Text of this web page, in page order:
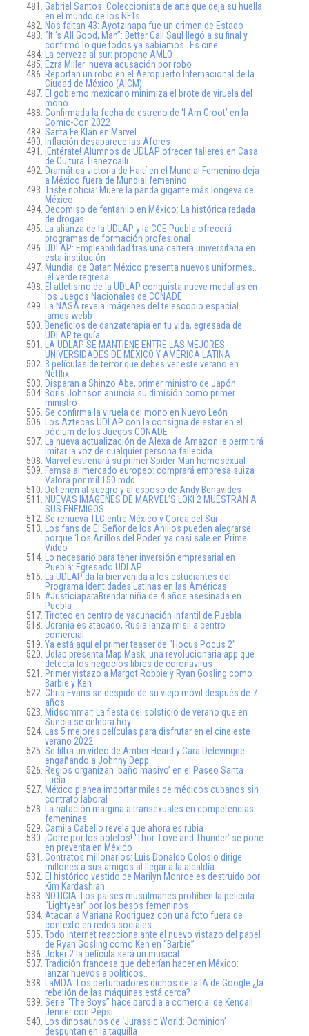
Gabriel Santos: Coleccionista de arte que deja su huella
en el mundo de los NFTs
Nos faltan 43: Ayotzinapa fue un crimen de Estado
‘’It ‘s All Good, Man’’: Better Call Saul llegó a su final y
confirmó lo que todos ya sabíamos…Es cine.
La cerveza al sur: propone AMLO
Ezra Miller: nueva acusación por robo
Reportan un robo en el Aeropuerto Internacional de la
Ciudad de México (AICM)
El gobierno mexicano minimiza el brote de viruela del
mono
Confirmada la fecha de estreno de ‘I Am Groot’ en la
Comic-Con 2022
Santa Fe Klan en Marvel
Inflación desaparece las Afores
¡Entérate! Alumnos de UDLAP ofrecen talleres en Casa
de Cultura Tlanezcalli
Dramática victoria de Haití en el Mundial Femenino deja
a México fuera de Mundial femenino
Triste noticia: Muere la panda gigante más longeva de
México
Decomiso de fentanilo en México: La histórica redada
de drogas
La alianza de la UDLAP y la CCE Puebla ofrecerá
programas de formación profesional
UDLAP: Empleabilidad tras una carrera universitaria en
esta institución
Mundial de Qatar: México presenta nuevos uniformes…
¡el verde regresa!
El atletismo de la UDLAP conquista nueve medallas en
los Juegos Nacionales de CONADE
La NASA revela imágenes del telescopio espacial
james webb
Beneficios de danzaterapia en tu vida, egresada de
UDLAP te guía
LA UDLAP SE MANTIENE ENTRE LAS MEJORES
UNIVERSIDADES DE MÉXICO Y AMÉRICA LATINA
3 películas de terror que debes ver este verano en
Netflix.
Disparan a Shinzo Abe, primer ministro de Japón
Boris Johnson anuncia su dimisión como primer
ministro
Se confirma la viruela del mono en Nuevo León
Los Aztecas UDLAP con la consigna de estar en el
pódium de los Juegos CONADE
La nueva actualización de Alexa de Amazon le permitirá
imitar la voz de cualquier persona fallecida
Marvel estrenará su primer Spider-Man homosexual
Femsa al mercado europeo: comprará empresa suiza
Valora por mil 150 mdd
Detienen al suegro y al esposo de Andy Benavides
NUEVAS IMÁGENES DE MARVEL’S LOKI 2 MUESTRAN A
SUS ENEMIGOS
Se renueva TLC entre México y Corea del Sur
Los fans de El Señor de los Anillos pueden alegrarse
porque ‘Los Anillos del Poder’ ya casi sale en Prime
Video
Lo necesario para tener inversión empresarial en
Puebla: Egresado UDLAP
La UDLAP da la bienvenida a los estudiantes del
Programa Identidades Latinas en las Américas
#JusticiaparaBrenda: niña de 4 años asesinada en
Puebla
Tiroteo en centro de vacunación infantil de Puebla
Ucrania es atacado, Rusia lanza misil a centro
comercial
Ya está aquí el primer teaser de “Hocus Pocus 2”
Udlap presenta Map Mask, una revolucionaria app que
detecta los negocios libres de coronavirus
Primer vistazo a Margot Robbie y Ryan Gosling como
Barbie y Ken
Chris Evans se despide de su viejo móvil después de 7
años
Midsommar: La fiesta del solsticio de verano que en
Suecia se celebra hoy…
Las 5 mejores películas para disfrutar en el cine este
verano 2022.
Se filtra un vídeo de Amber Heard y Cara Delevingne
engañando a Johnny Depp
Regios organizan ‘baño masivo’ en el Paseo Santa
Lucía
México planea importar miles de médicos cubanos sin
contrato laboral
La natación margina a transexuales en competencias
femeninas
Camila Cabello revela que ahora es rubia
¡Corre por los boletos! ‘Thor: Love and Thunder’ se pone
en preventa en México
Contratos millonarios: Luis Donaldo Colosio dirige
millones a sus amigos al llegar a la alcaldía
El histórico vestido de Marilyn Monroe es destruido por
Kim Kardashian
NOTICIA: Los países musulmanes prohíben la película
“Lightyear” por los besos femeninos
Atacan a Mariana Rodriguez con una foto fuera de
contexto en redes sociales
Todo Internet reacciona ante el nuevo vistazo del papel
de Ryan Gosling como Ken en “Barbie”
Joker 2:la película será un musical
Tradición francesa que deberían hacer en México:
lanzar huevos a políticos…
LaMDA: Los perturbadores dichos de la IA de Google ¿la
rebelión de las máquinas está cerca?
Serie “The Boys” hace parodia a comercial de Kendall
Jenner con Pepsi
Los dinosaurios de ‘Jurassic World: Dominion’
despuntan en la taquilla